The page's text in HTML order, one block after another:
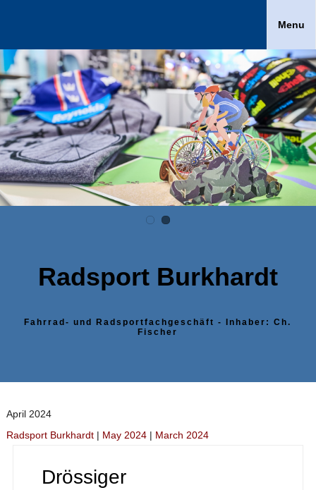
Menu
Radsport Burkhardt
Fahrrad- und Radsportfachgeschäft - Inhaber: Ch.
Fischer
April 2024
Radsport Burkhardt| May 2024| March 2024
Drössiger